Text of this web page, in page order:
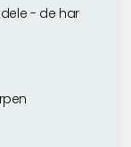
- de har